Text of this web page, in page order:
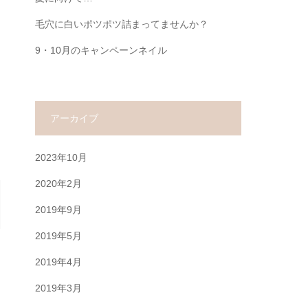
毛穴に白いポツポツ詰まってませんか？
9・10月のキャンペーンネイル
アーカイブ
2023年10月
2020年2月
2019年9月
2019年5月
2019年4月
2019年3月